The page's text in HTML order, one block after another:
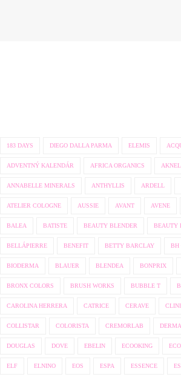
183 DAYS DIEGO DALLA PARMA ELEMIS
ADVENTNÝ KALENDÁR AFRICA ORGANICS
ANNABELLE MINERALS ANTHYLLIS ARDELL
ATELIER COLOGNE AUSSIE AVANT AVENE
BALEA BATISTE BEAUTY BLENDER BEAUTY
BELLÁPIERRE BENEFIT BETTY BARCLAY BH
BIODERMA BLAUER BLENDEA BONPRIX
BRONX COLORS BRUSH WORKS BUBBLE T
CAROLINA HERRERA CATRICE CERAVE
COLLISTAR COLORISTA CREMORLAB
DOUGLAS DOVE EBELIN ECOOKING
ELF ELNINO EOS ESPA ESSENCE